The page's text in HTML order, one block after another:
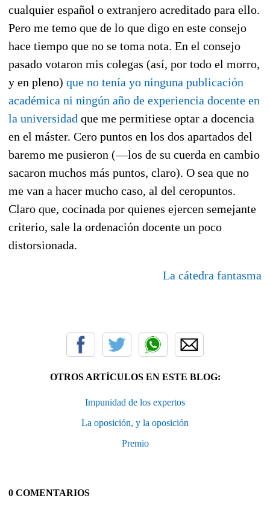
cualquier español o extranjero acreditado para ello.
Pero me temo que de lo que digo en este consejo
hace tiempo que no se toma nota. En el consejo
pasado votaron mis colegas (así, por todo el morro,
y en pleno) que no tenía yo ninguna publicación
académica ni ningún año de experiencia docente en
la universidad que me permitiese optar a docencia
en el máster. Cero puntos en los dos apartados del
baremo me pusieron (—los de su cuerda en cambio
sacaron muchos más puntos, claro). O sea que no
me van a hacer mucho caso, al del ceropuntos.
Claro que, cocinada por quienes ejercen semejante
criterio, sale la ordenación docente un poco
distorsionada.
La cátedra fantasma
OTROS ARTÍCULOS EN ESTE BLOG:
Impunidad de los expertos
La oposición, y la oposición
Premio
0 COMENTARIOS